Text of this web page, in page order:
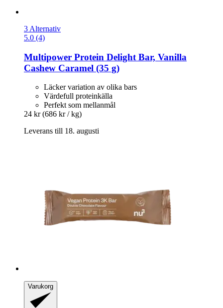
3 Alternativ
5.0 (4)
Multipower Protein Delight Bar, Vanilla
Cashew Caramel (35 g)
Läcker variation av olika bars
Värdefull proteinkälla
Perfekt som mellanmål
24 kr (686 kr / kg)
Leverans till 18. augusti
Varukorg